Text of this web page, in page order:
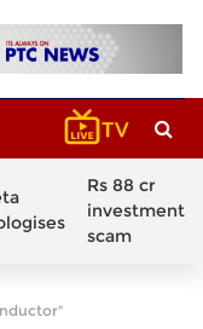
Rs 88 cr
investment
scam